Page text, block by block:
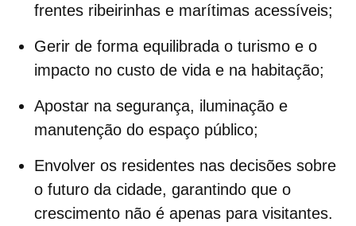
frentes ribeirinhas e marítimas acessíveis;
Gerir de forma equilibrada o turismo e o
impacto no custo de vida e na habitação;
Apostar na segurança, iluminação e
manutenção do espaço público;
Envolver os residentes nas decisões sobre
o futuro da cidade, garantindo que o
crescimento não é apenas para visitantes.